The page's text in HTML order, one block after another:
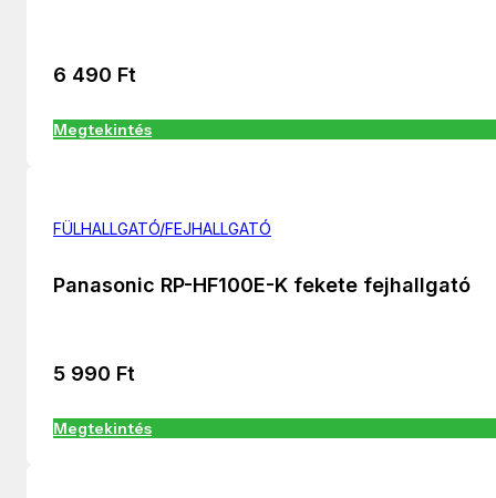
6 490 Ft
Megtekintés
FÜLHALLGATÓ/FEJHALLGATÓ
Panasonic RP-HF100E-K fekete fejhallgató
5 990 Ft
Megtekintés